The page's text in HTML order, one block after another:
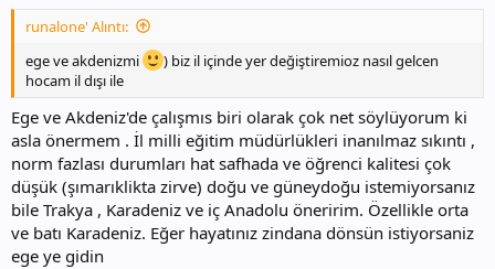
runalone' Alıntı:
ege ve akdenizmi
) biz il içinde yer değiştiremioz nasıl gelcen
hocam il dışı ile
Ege ve Akdeniz'de çalışmıs biri olarak çok net söylüyorum ki
asla önermem . İl milli eğitim müdürlükleri inanılmaz sıkıntı ,
norm fazlası durumları hat safhada ve öğrenci kalitesi çok
düşük (şımarıklikta zirve) doğu ve güneydoğu istemiyorsanız
bile Trakya , Karadeniz ve iç Anadolu öneririm. Özellikle orta
ve batı Karadeniz. Eğer hayatınız zindana dönsün istiyorsaniz
ege ye gidin